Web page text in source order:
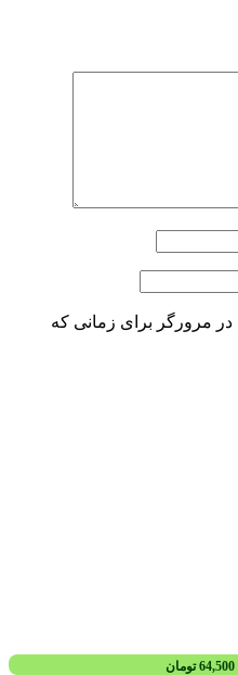
در مرورگر برای زمانی که
64,500 تومان